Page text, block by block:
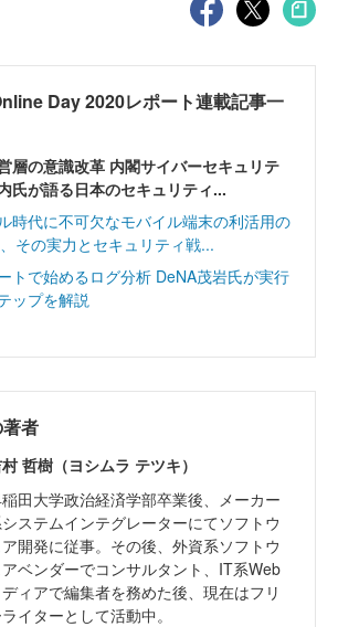
Day 2020レポート連載記事一
層の意識改革 内閣サイバーセキュリテ
氏が語る日本のセキュリティ...
時代に不可欠なモバイル端末の利活用の
その実力とセキュリティ戦...
トで始めるログ分析 DeNA茂岩氏が実行
ップを解説
者
哲樹（ヨシムラ テツキ）
田大学政治経済学部卒業後、メーカー
ステムインテグレーターにてソフトウ
ア開発に従事。その後、外資系ソフトウ
アベンダーでコンサルタント、IT系Web
ディアで編集者を務めた後、現在はフリ
イターとして活動中。